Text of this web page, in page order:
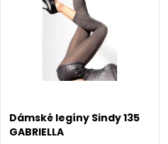
Dámské legíny Sindy 135
GABRIELLA